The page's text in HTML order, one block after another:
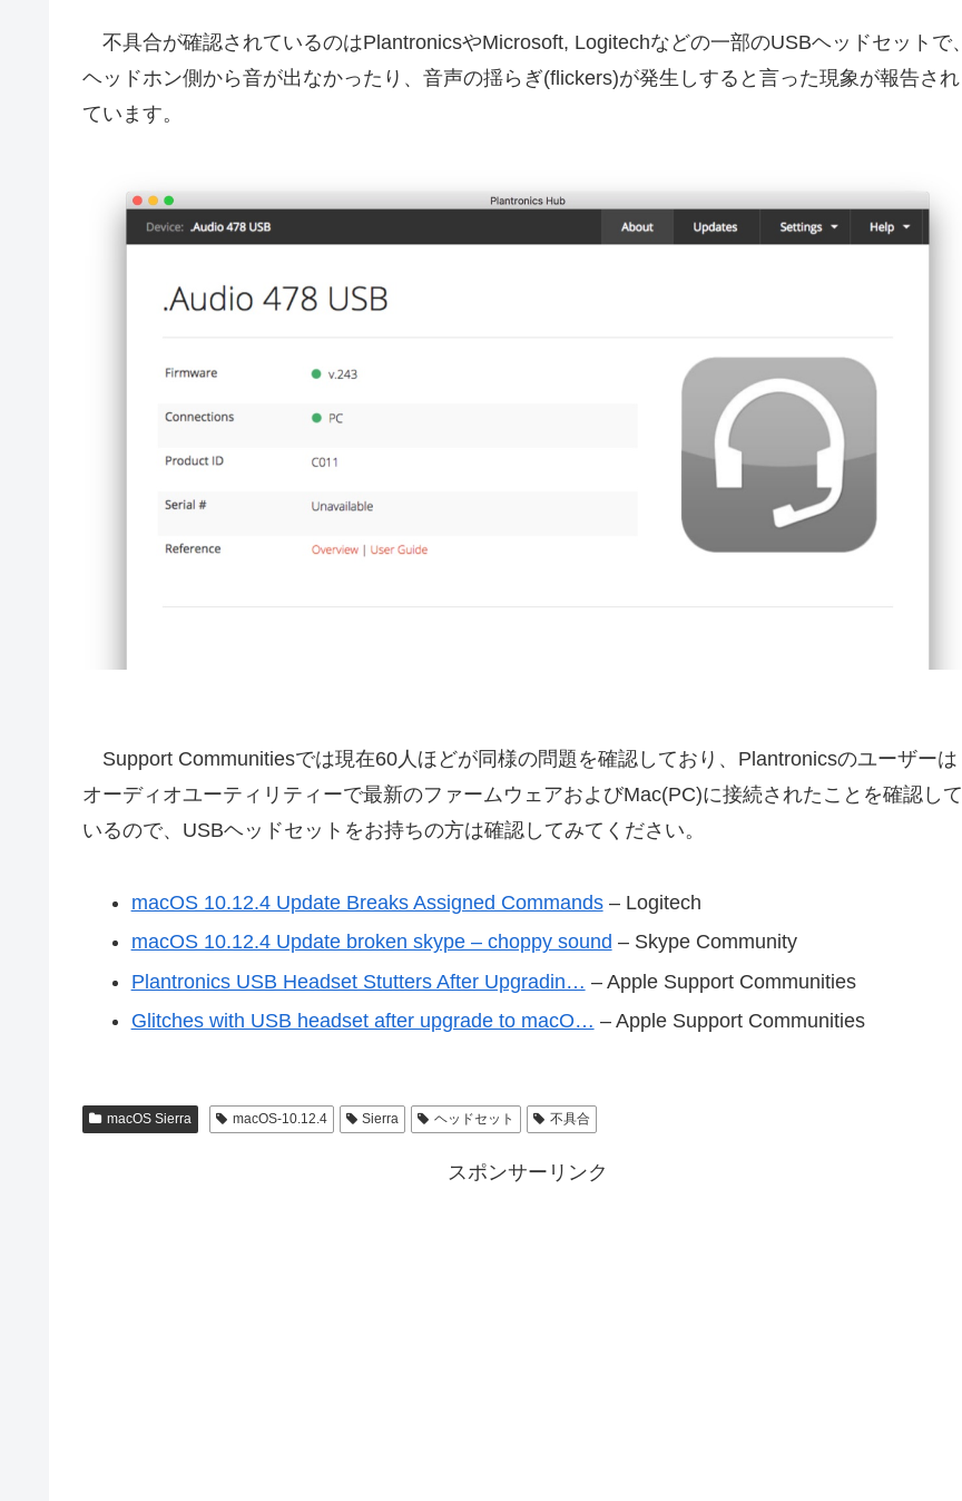
不具合が確認されているのはPlantronicsやMicrosoft, Logitechなどの一部のUSBヘッドセットで、
ヘッドホン側から音が出なかったり、音声の揺らぎ(flickers)が発生しすると言った現象が報告され
ています。
Support Communitiesでは現在60人ほどが同様の問題を確認しており、Plantronicsのユーザーは
オーディオユーティリティーで最新のファームウェアおよびMac(PC)に接続されたことを確認して
いるので、USBヘッドセットをお持ちの方は確認してみてください。
macOS 10.12.4 Update Breaks Assigned Commands– Logitech
macOS 10.12.4 Update broken skype – choppy sound – Skype Community
Plantronics USB Headset Stutters After Upgradin… – Apple Support Communities
Glitches with USB headset after upgrade to macO… – Apple Support Communities
macOS Sierra macOS-10.12.4 Sierra ヘッドセット 不具合
スポンサーリンク